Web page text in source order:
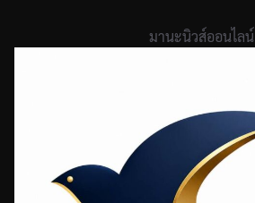
มานะนิวส์ออนไลน์